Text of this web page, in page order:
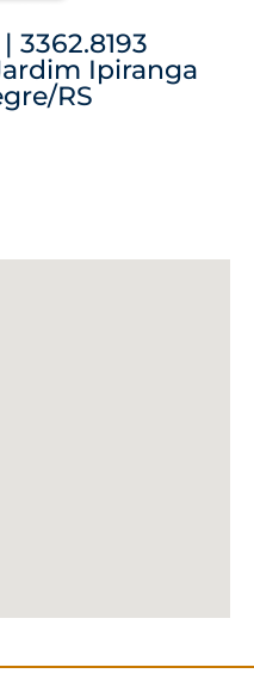
| 3362.8193
Ipiranga
RS